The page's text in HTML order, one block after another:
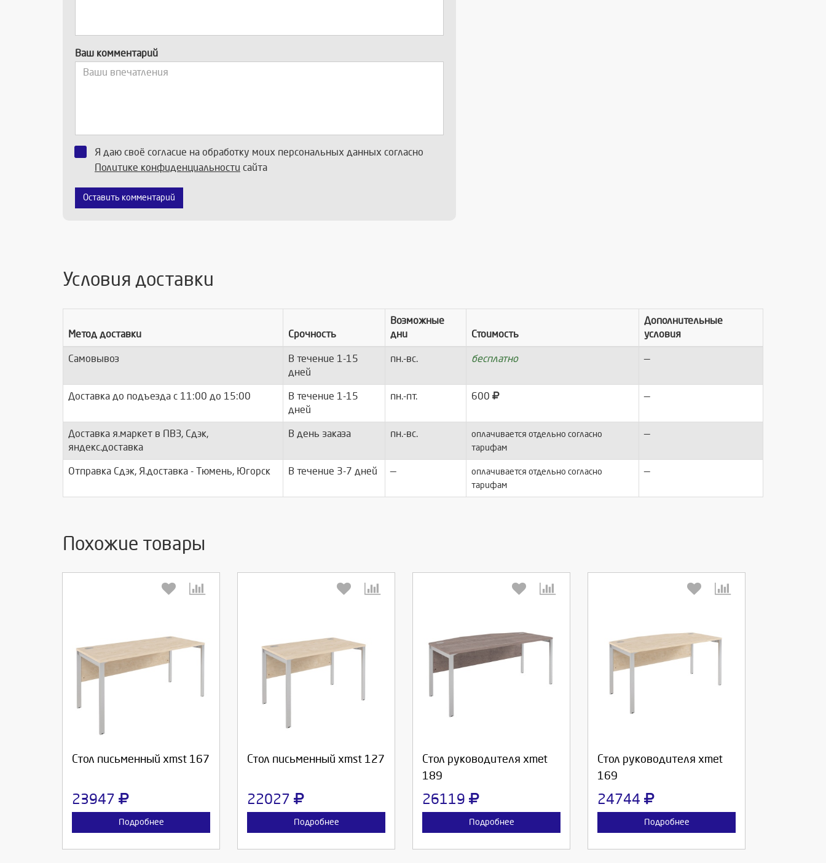
Ваш комментарий
Я даю своё согласие на обработку моих персональных данных согласно
Политике конфиденциальности сайта
Оставить комментарий
Условия доставки
Метод доставки Срочность
Возможные
дни
Стоимость
Дополнительные
условия
Самовывоз
В течение 1-15
дней
пн.-вс. бесплатно —
Доставка до подъезда c 11:00 до 15:00
В течение 1-15
дней
пн.-пт. 600 —
Доставка я.маркет в ПВЗ, Сдэк,
яндекс.доставка
В день заказа пн.-вс.
оплачивается отдельно согласно
тарифам
—
Отправка Сдэк, Я.доставка - Тюмень, Югорск В течение 3-7 дней —
оплачивается отдельно согласно
тарифам
—
Похожие товары
Стол письменный xmst 167
23947
Подробнее
Выберите количество:
Продолжить
Стол письменный xmst 127
22027
Подробнее
Выберите количество:
Стол руководителя xmet
189
26119
Подробнее
Стол руководителя xmet
169
24744
Подробнее
Выберите количество: